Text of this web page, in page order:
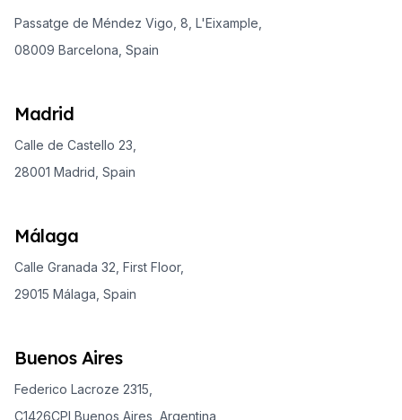
Passatge de Méndez Vigo, 8, L'Eixample,
08009 Barcelona, Spain
Madrid
Calle de Castello 23,
28001 Madrid, Spain
Málaga
Calle Granada 32, First Floor,
29015 Málaga, Spain
Buenos Aires
Federico Lacroze 2315,
C1426CPI Buenos Aires, Argentina